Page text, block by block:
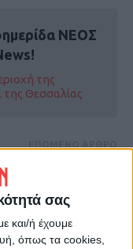
σας
και/ή έχουμε
όπως τα cookies,
ΝΕΟΣ
της
της Θεσσαλίας
από το 112 στα
τους έλαβαν οι
Καρδιτσιώτες για την